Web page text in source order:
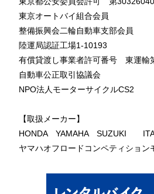
東京オートバイ組合会員
整備振興会二輪自動車支部会員
陸運局認証工場1-10193
有償貸渡し事業者許可番号 東運輸
自動車公正取引協議会
NPO法人モーターサイクルCS2
【取扱メーカー】
HONDA YAMAHA SUZUKI
ヤマハオフロードコンペティション